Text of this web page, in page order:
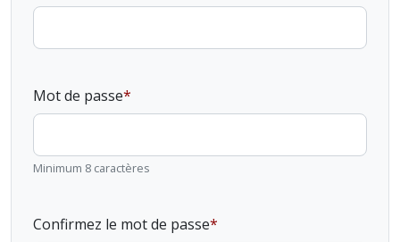
Mot de passe
Minimum 8 caractères
Confirmez le mot de passe